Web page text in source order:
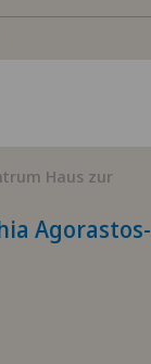
Haus zur
Agorastos-